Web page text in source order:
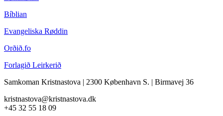
Bíblian
Evangeliska Røddin
Orðið.fo
Forlagið Leirkerið
Samkoman Kristnastova | 2300 København S. | Birmavej 36
kristnastova@kristnastova.dk
+45 32 55 18 09